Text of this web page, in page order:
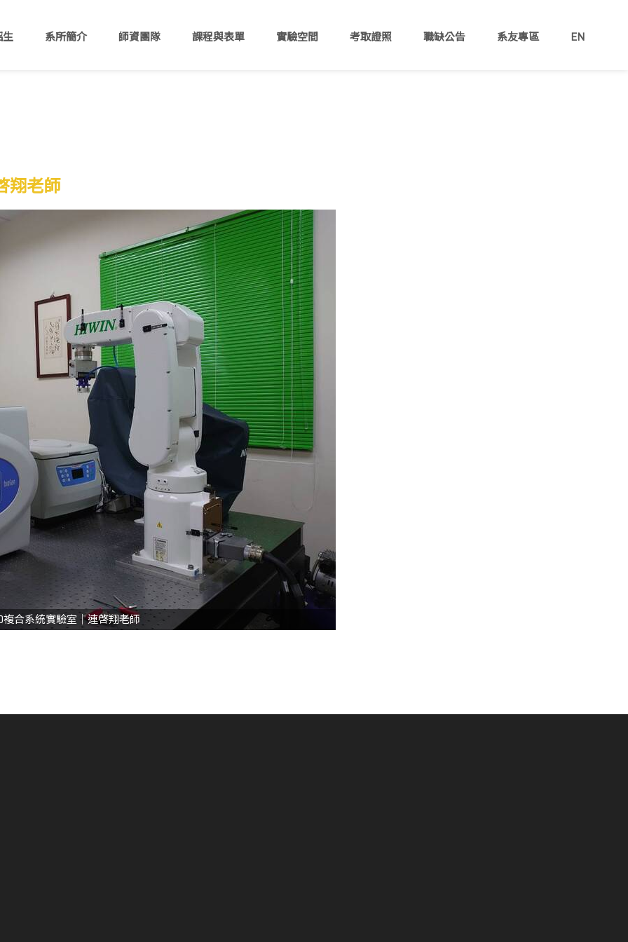
系所簡介 師資團隊 課程與表單 實驗空間 考取證照 職缺公告 系友專區 EN
翔老師
複合系統實驗室｜連啓翔老師